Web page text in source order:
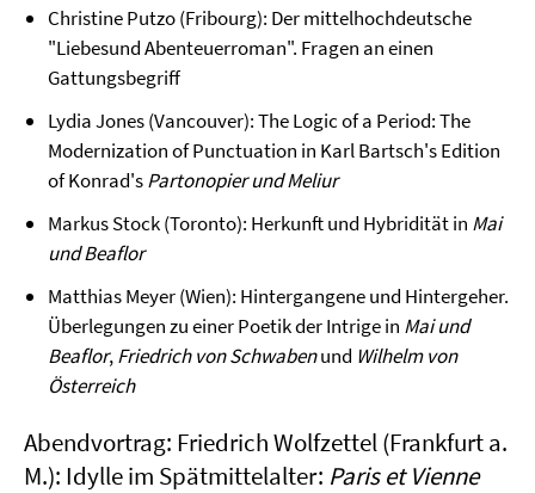
Christine Putzo (Fribourg): Der mittelhochdeutsche
"Liebesund Abenteuerroman". Fragen an einen
Gattungsbegriff
Lydia Jones (Vancouver): The Logic of a Period: The
Modernization of Punctuation in Karl Bartsch's Edition
of Konrad'sPartonopier und Meliur
Markus Stock (Toronto): Herkunft und Hybridität in Mai
und Beaflor
Matthias Meyer (Wien): Hintergangene und Hintergeher.
Überlegungen zu einer Poetik der Intrige in Mai und
Beaflor,Friedrich von Schwabenund Wilhelm von
Österreich
Abendvortrag: Friedrich Wolfzettel (Frankfurt a.
M.): Idylle im Spätmittelalter: Paris et Vienne